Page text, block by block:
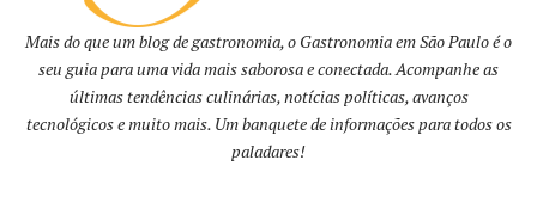
Mais do que um blog de gastronomia, o Gastronomia em São Paulo é o
seu guia para uma vida mais saborosa e conectada. Acompanhe as
últimas tendências culinárias, notícias políticas, avanços
tecnológicos e muito mais. Um banquete de informações para todos os
paladares!